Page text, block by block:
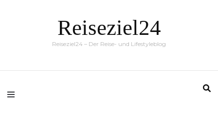
Reiseziel24
Reiseziel24 – Der Reise- und Lifestyleblog